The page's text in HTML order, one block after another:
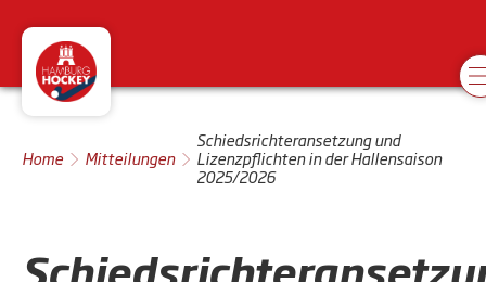
Home Mitteilungen
Schiedsrichteransetzung und
Lizenzpflichten in der Hallensaison
2025/2026